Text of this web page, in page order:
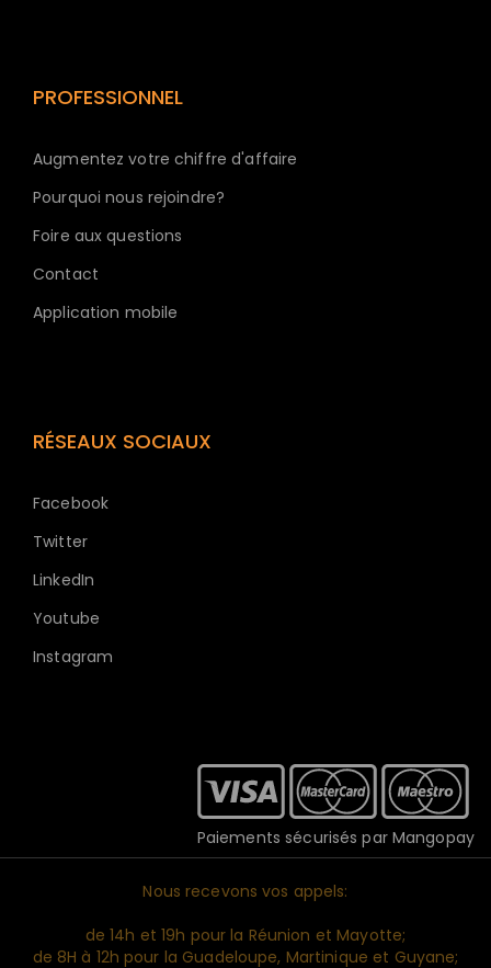
PROFESSIONNEL
Augmentez votre chiffre d'affaire
Pourquoi nous rejoindre?
Foire aux questions
Contact
Application mobile
RÉSEAUX SOCIAUX
Facebook
Twitter
LinkedIn
Youtube
Instagram
Paiements sécurisés par Mangopay
Nous recevons vos appels:
de 14h et 19h pour la Réunion et Mayotte;
de 8H à 12h pour la Guadeloupe, Martinique et Guyane;